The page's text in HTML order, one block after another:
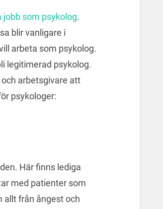
jobb som psykolog.
blir vanligare i
arbeta som psykolog.
legitimerad psykolog.
arbetsgivare att
psykologer:
Här finns lediga
med patienter som
allt från ångest och